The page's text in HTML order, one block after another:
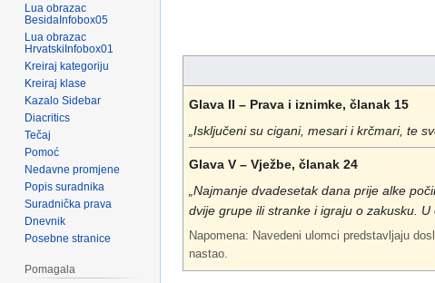
Glava II – Prava i iznimke, članak 15
„Isključeni su cigani, mesari i krčmari, te
Glava V – Vježbe, članak 24
„Najmanje dvadesetak dana prije alke
dvije grupe ili stranke i igraju o zakusku.
Napomena: Navedeni ulomci predstavljaju
nastao.
Lua obrazac
BesidaInfobox05
Lua obrazac
HrvatskiInfobox01
Kreiraj kategoriju
Kreiraj klase
Kazalo Sidebar
Diacritics
Tečaj
Pomoć
Nedavne promjene
Popis suradnika
Suradnička prava
Dnevnik
Posebne stranice
Pomagala